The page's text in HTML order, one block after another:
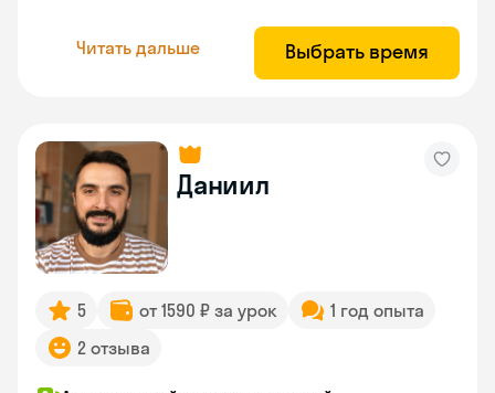
Читать дальше Выбрать время
Даниил
5 от 1590 ₽ за урок
1 год опыта
2 отзыва